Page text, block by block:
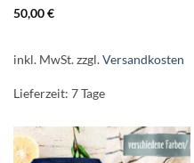
50,00€
inkl. MwSt.zzgl.Versandkosten
Lieferzeit: 7 Tage